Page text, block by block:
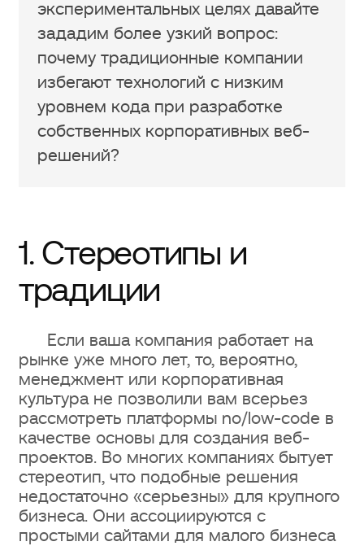
Высокий уровень безопасности
Webflow
Заключение
Надежность, экономия времени и
минимизация рисков переплат в
Webflow обеспечивает
достаточную гибкость для
большинства проектов
Заключение
Webflow как мощное решение для
масштабных проектов
Заключение
SEO-оптимизация без ограничений
Как Webflow обеспечивает
экспериментальных целях давайте
зададим более узкий вопрос:
почему традиционные компании
избегают технологий с низким
уровнем кода при разработке
собственных корпоративных веб-
решений?
1. Стереотипы и
традиции
Если ваша компания работает на
рынке уже много лет, то, вероятно,
менеджмент или корпоративная
культура не позволили вам всерьез
рассмотреть платформы no/low-code в
качестве основы для создания веб-
проектов. Во многих компаниях бытует
стереотип, что подобные решения
недостаточно «серьезны» для крупного
бизнеса. Они ассоциируются с
простыми сайтами для малого бизнеса